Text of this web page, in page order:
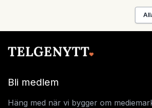
Bli medlem
Häng med när vi bygger om